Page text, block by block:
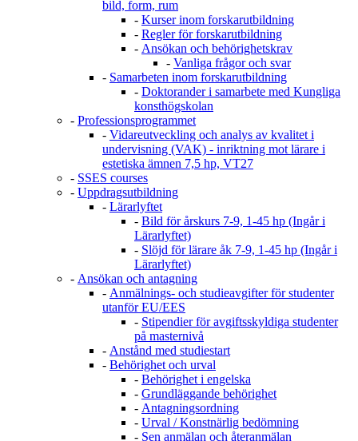
bild, form, rum
- Kurser inom forskarutbildning
- Regler för forskarutbildning
- Ansökan och behörighetskrav
- Vanliga frågor och svar
- Samarbeten inom forskarutbildning
- Doktorander i samarbete med Kungliga
konsthögskolan
- Professionsprogrammet
- Vidareutveckling och analys av kvalitet i
undervisning (VAK) - inriktning mot lärare i
estetiska ämnen 7,5 hp, VT27
- SSES courses
- Uppdragsutbildning
- Lärarlyftet
- Bild för årskurs 7-9, 1-45 hp (Ingår i
Lärarlyftet)
- Slöjd för lärare åk 7-9, 1-45 hp (Ingår i
Lärarlyftet)
- Ansökan och antagning
- Anmälnings- och studieavgifter för studenter
utanför EU/EES
- Stipendier för avgiftsskyldiga studenter
på masternivå
- Anstånd med studiestart
- Behörighet och urval
- Behörighet i engelska
- Grundläggande behörighet
- Antagningsordning
- Urval / Konstnärlig bedömning
- Sen anmälan och återanmälan